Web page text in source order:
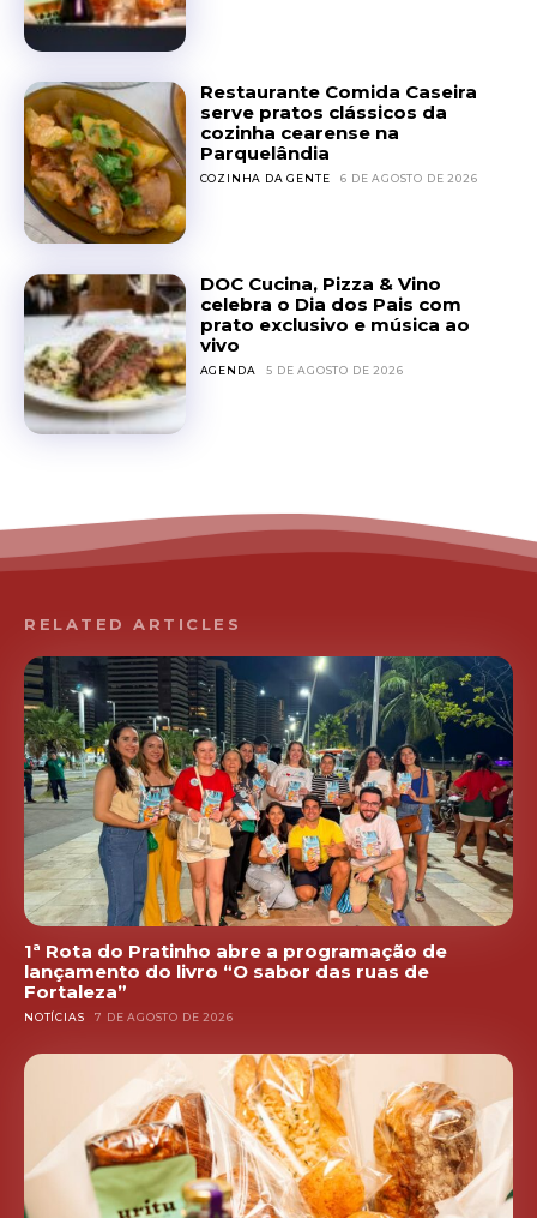
Restaurante Comida Caseira
serve pratos clássicos da
cozinha cearense na
Parquelândia
COZINHA DA GENTE 6 DE AGOSTO DE 2026
DOC Cucina, Pizza & Vino
celebra o Dia dos Pais com
prato exclusivo e música ao
vivo
AGENDA 5 DE AGOSTO DE 2026
RELATED ARTICLES
1ª Rota do Pratinho abre a programação de
lançamento do livro “O sabor das ruas de
Fortaleza”
NOTÍCIAS 7 DE AGOSTO DE 2026